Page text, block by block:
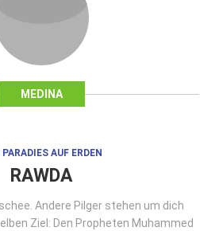
MEDINA
PARADIES AUF ERDEN
RAWDA
Andere Pilger stehen um dich
Ziel: Den Propheten Muhammed